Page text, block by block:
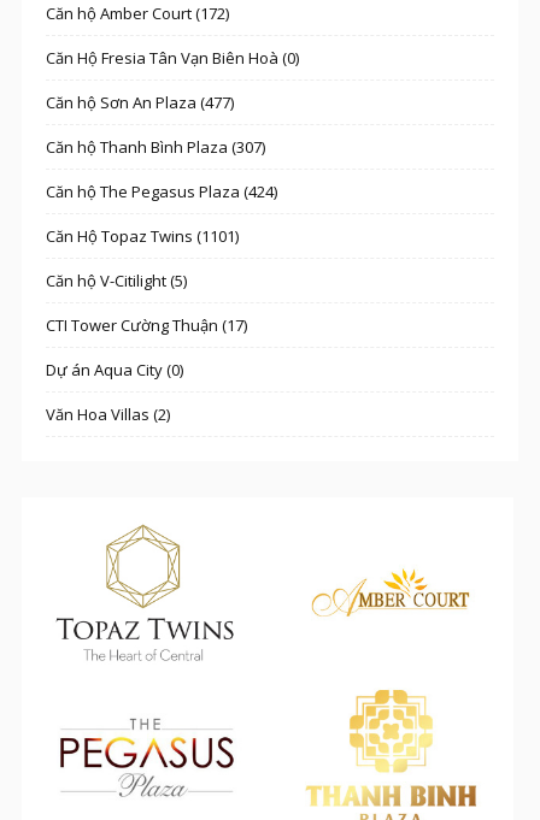
Căn hộ Amber Court (172)
Căn Hộ Fresia Tân Vạn Biên Hoà (0)
Căn hộ Sơn An Plaza (477)
Căn hộ Thanh Bình Plaza (307)
Căn hộ The Pegasus Plaza (424)
Căn Hộ Topaz Twins (1101)
Căn hộ V-Citilight (5)
CTI Tower Cường Thuận (17)
Dự án Aqua City (0)
Văn Hoa Villas (2)